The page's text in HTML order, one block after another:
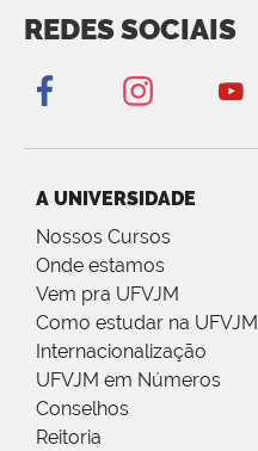
REDES SOCIAIS
A UNIVERSIDADE
Nossos Cursos
Onde estamos
Vem pra UFVJM
Como estudar na UFVJM
Internacionalização
UFVJM em Números
Conselhos
Reitoria